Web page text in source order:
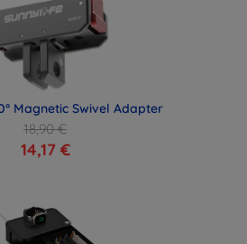
Magnetic Swivel Adapter
18,90 €
14,17 €